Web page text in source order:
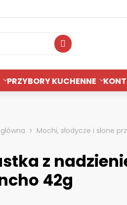
Wyszukiwanie
PRZYBORY KUCHENNE
Mochi, słodycze i słone
z
42g